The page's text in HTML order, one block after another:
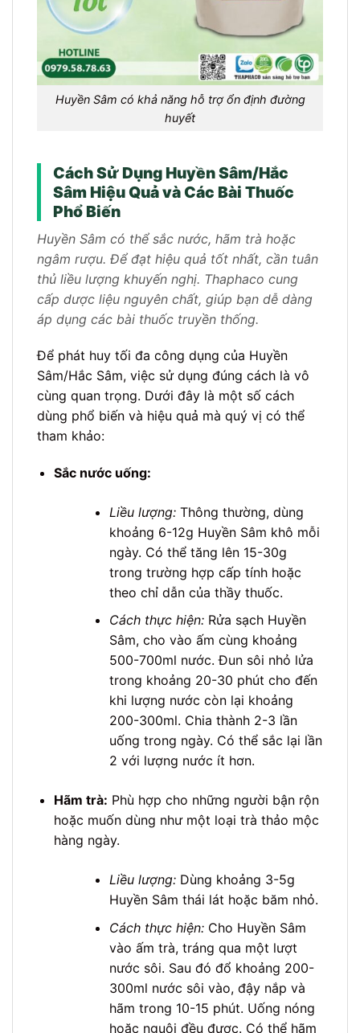
Huyền Sâm có khả năng hỗ trợ ổn định đường
huyết
Cách Sử Dụng Huyền Sâm/Hắc
Sâm Hiệu Quả và Các Bài Thuốc
Phổ Biến
Huyền Sâm có thể sắc nước, hãm trà hoặc
ngâm rượu. Để đạt hiệu quả tốt nhất, cần tuân
thủ liều lượng khuyến nghị. Thaphaco cung
cấp dược liệu nguyên chất, giúp bạn dễ dàng
áp dụng các bài thuốc truyền thống.
Để phát huy tối đa công dụng của Huyền
Sâm/Hắc Sâm, việc sử dụng đúng cách là vô
cùng quan trọng. Dưới đây là một số cách
dùng phổ biến và hiệu quả mà quý vị có thể
tham khảo:
Sắc nước uống:
Liều lượng:Thông thường, dùng
khoảng 6-12g Huyền Sâm khô mỗi
ngày. Có thể tăng lên 15-30g
trong trường hợp cấp tính hoặc
theo chỉ dẫn của thầy thuốc.
Cách thực hiện:Rửa sạch Huyền
Sâm, cho vào ấm cùng khoảng
500-700ml nước. Đun sôi nhỏ lửa
trong khoảng 20-30 phút cho đến
khi lượng nước còn lại khoảng
200-300ml. Chia thành 2-3 lần
uống trong ngày. Có thể sắc lại lần
2 với lượng nước ít hơn.
Hãm trà: Phù hợp cho những người bận rộn
hoặc muốn dùng như một loại trà thảo mộc
hàng ngày.
Liều lượng:Dùng khoảng 3-5g
Huyền Sâm thái lát hoặc băm nhỏ.
Cách thực hiện:Cho Huyền Sâm
vào ấm trà, tráng qua một lượt
nước sôi. Sau đó đổ khoảng 200-
300ml nước sôi vào, đậy nắp và
hãm trong 10-15 phút. Uống nóng
hoặc nguội đều được. Có thể hãm